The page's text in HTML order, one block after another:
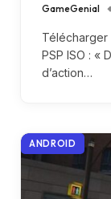
GameGenial
Télécharger
PSP ISO : «
d’action…
ANDROID